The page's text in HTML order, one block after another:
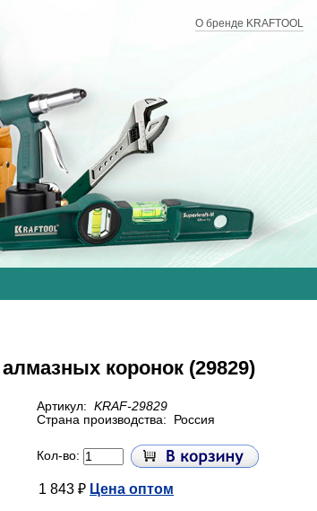
О бренде KRAFTOOL
коронок (29829)
Артикул: KRAF-29829
Страна производства:
Россия
Кол-во:
1 843 ₽ Цена оптом